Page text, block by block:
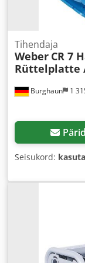
Burghaun 1
Tihendaja
Weber CR 7
Rüttelplatte
Seisukord: